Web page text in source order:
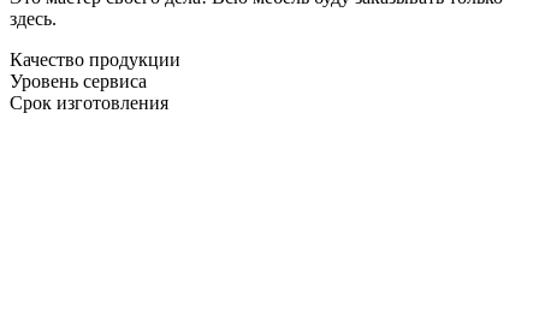
здесь.
Качество продукции
Уровень сервиса
Срок изготовления